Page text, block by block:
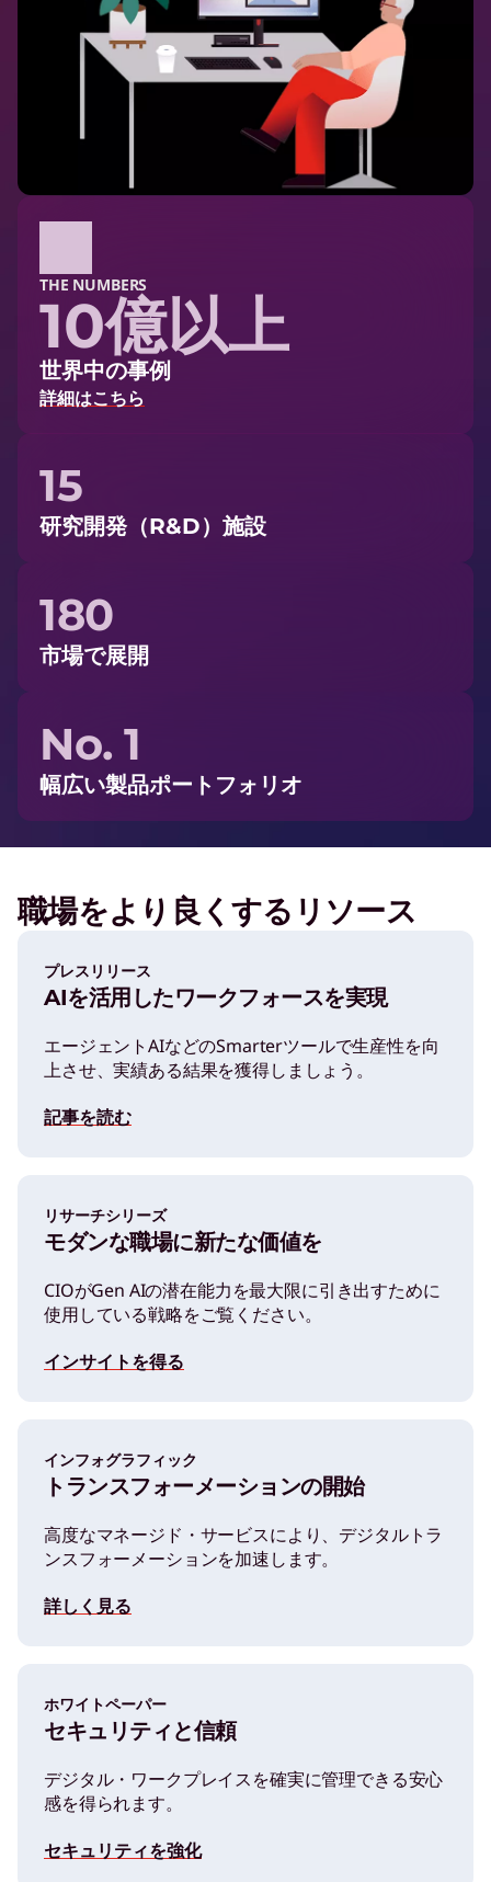
THE NUMBERS
10億以上
世界中の事例
詳細はこちら
15
研究開発（R&D）施設
180
市場で展開
No. 1
幅広い製品ポートフォリオ
職場をより良くするリソース
プレスリリース
AIを活用したワークフォースを実現
エージェントAIなどのSmarterツールで生産性を向
上させ、実績ある結果を獲得しましょう。
記事を読む
リサーチシリーズ
モダンな職場に新たな価値を
CIOがGen AIの潜在能力を最大限に引き出すために
使用している戦略をご覧ください。
インサイトを得る
インフォグラフィック
トランスフォーメーションの開始
高度なマネージド・サービスにより、デジタルトラ
ンスフォーメーションを加速します。
詳しく見る
ホワイトペーパー
セキュリティと信頼
デジタル・ワークプレイスを確実に管理できる安心
感を得られます。
セキュリティを強化